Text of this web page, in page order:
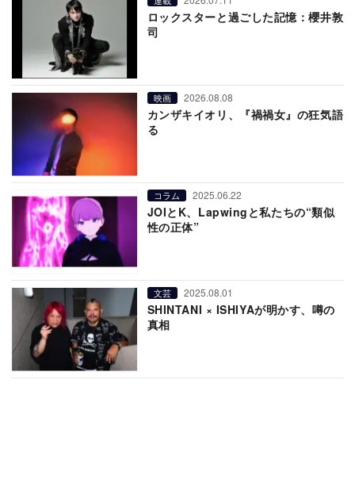
ロックスターと過ごした記憶：櫻井敦
司
映画 2026.08.08
カンザキイオリ、『禍禍女』の狂気語
る
コラム 2025.06.22
JOIとK、Lapwingと私たちの“類似
性の正体”
文芸 2025.08.01
SHINTANI × ISHIYAが明かす、噂の
真相